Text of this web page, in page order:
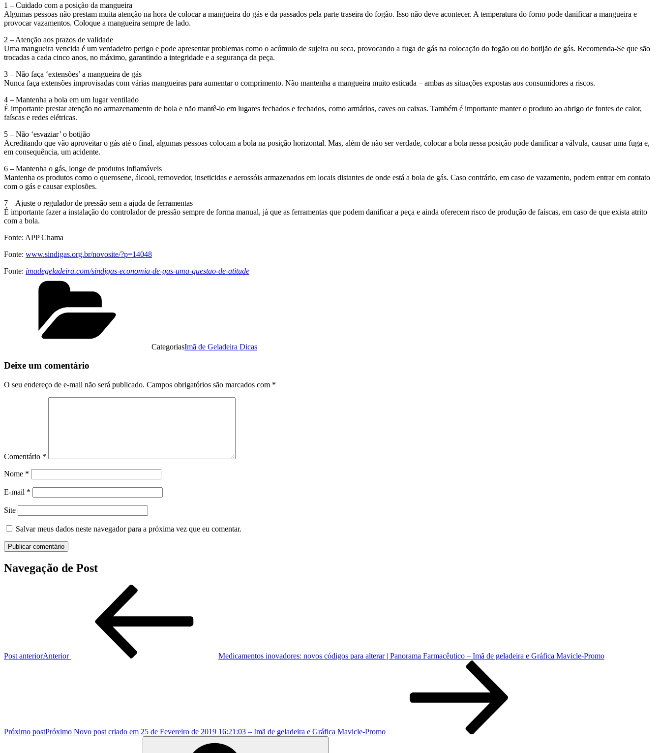
1 – Cuidado com a posição da mangueira
Algumas pessoas não prestam muita atenção na hora de colocar a mangueira do gás e da passados pela parte traseira do fogão. Isso não deve acontecer. A temperatura do forno pode danificar a mangueira e
provocar vazamentos. Coloque a mangueira sempre de lado.
2 – Atenção aos prazos de validade
Uma mangueira vencida é um verdadeiro perigo e pode apresentar problemas como o acúmulo de sujeira ou seca, provocando a fuga de gás na colocação do fogão ou do botijão de gás. Recomenda-Se que são
trocadas a cada cinco anos, no máximo, garantindo a integridade e a segurança da peça.
3 – Não faça ‘extensões’ a mangueira de gás
Nunca faça extensões improvisadas com várias mangueiras para aumentar o comprimento. Não mantenha a mangueira muito esticada – ambas as situações expostas aos consumidores a riscos.
4 – Mantenha a bola em um lugar ventilado
É importante prestar atenção no armazenamento de bola e não mantê-lo em lugares fechados e fechados, como armários, caves ou caixas. Também é importante manter o produto ao abrigo de fontes de calor,
faíscas e redes elétricas.
5 – Não ‘esvaziar’ o botijão
Acreditando que vão aproveitar o gás até o final, algumas pessoas colocam a bola na posição horizontal. Mas, além de não ser verdade, colocar a bola nessa posição pode danificar a válvula, causar uma fuga e,
em consequência, um acidente.
6 – Mantenha o gás, longe de produtos inflamáveis
Mantenha os produtos como o querosene, álcool, removedor, inseticidas e aerossóis armazenados em locais distantes de onde está a bola de gás. Caso contrário, em caso de vazamento, podem entrar em contato
com o gás e causar explosões.
7 – Ajuste o regulador de pressão sem a ajuda de ferramentas
É importante fazer a instalação do controlador de pressão sempre de forma manual, já que as ferramentas que podem danificar a peça e ainda oferecem risco de produção de faíscas, em caso de que exista atrito
com a bola.
Fonte: APP Chama
Fonte: www.sindigas.org.br/novosite/?p=14048
Fonte: imadegeladeira.com/sindigas-economia-de-gas-uma-questao-de-atitude
CategoriasImã de Geladeira Dicas
Deixe um comentário
O seu endereço de e-mail não será publicado. Campos obrigatórios são marcados com *
Comentário *
Nome *
E-mail *
Site
Salvar meus dados neste navegador para a próxima vez que eu comentar.
Navegação de Post
Post anteriorAnterior Medicamentos inovadores: novos códigos para alterar | Panorama Farmacêutico – Imã de geladeira e Gráfica Mavicle-Promo
Próximo postPróximo Novo post criado em 25 de Fevereiro de 2019 16:21:03 – Imã de geladeira e Gráfica Mavicle-Promo